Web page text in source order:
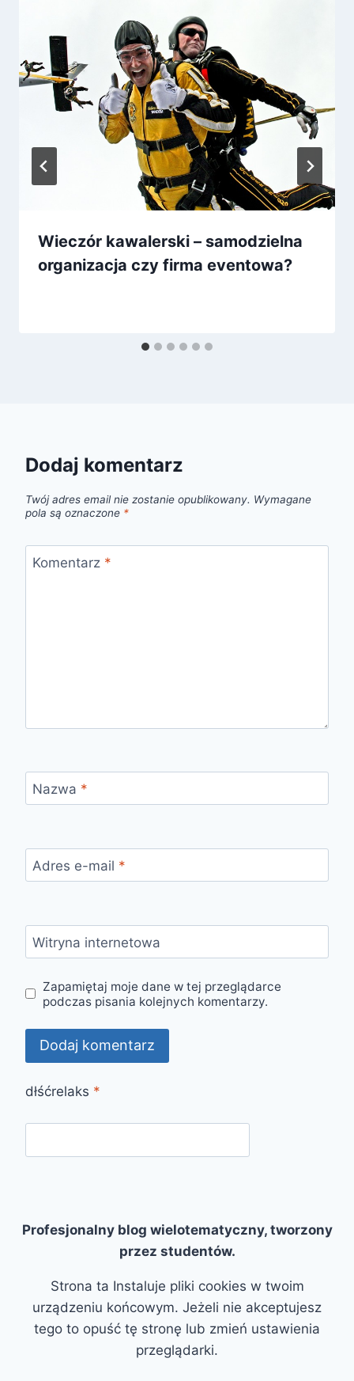
Wieczór kawalerski – samodzielna
organizacja czy firma eventowa?
Dodaj komentarz
Twój adres email nie zostanie opublikowany. Wymagane
pola są oznaczone *
Komentarz *
Nazwa *
Adres e-mail *
Witryna internetowa
Zapamiętaj moje dane w tej przeglądarce
podczas pisania kolejnych komentarzy.
dłśćrelaks *
Profesjonalny blog wielotematyczny, tworzony
przez studentów.
Strona ta Instaluje pliki cookies w twoim
urządzeniu końcowym. Jeżeli nie akceptujesz
tego to opuść tę stronę lub zmień ustawienia
przeglądarki.